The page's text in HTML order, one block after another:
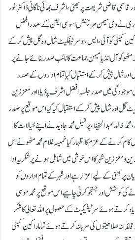
قاسمی قاضی شریعت پر بھنی،اشرف بھائی ناگانی ڈاکٹر انور
ٹھاری نے دی میمن مرچنٹس اسو سی ایشن کے صدر افضل
کمیٹی کو آئی، ایس، او سرٹیفکیٹ شال وہ گل پیش کر کے
مٹھو کو آل انڈیا میمن جماعت کا نائب صدر بنائے جانے پر
شال پیش کر کے استقبال کیا تمام اداروں کے صدر
موجودگی میں صدر جلسہ افضل اشرف پاڈیلا اور معززین
گل اور شال پیش کر کے استقبال کیا گیا اس موقع پر صدر
عبدالحفیظ ،پرنسپل محمد جاوید نے اپنے خیالات کا
کرنے کے عزم کا اظہار کیا خمیسہ غلام محمد مٹھو نے اس
و معززین شہر کا اس خوشی میں شامل ہونے پر شکریہ ادا
پربھنی کے لیے اعزاز ہے اور شہر کے تمام اداروں کو
کوشش اور جستجو کرنی چاہیے اس موقع پر محمد موسی
کرتے ہوئے سرٹیفیکیٹ کے حصول پر اللہ تعالی کا شکر
صلاحیتوں کی سرہانہ کرتے ہوئے تماماراکین کمیٹی